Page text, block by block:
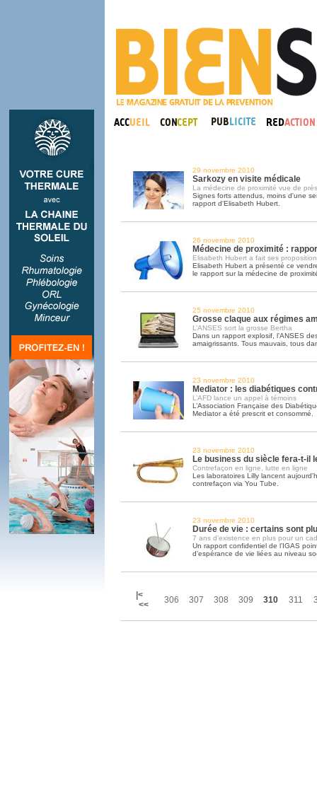
29 novembre 2010
Sarkozy en visite médicale
La médecine de proximité vue de près
Signes forts attendus, moins d'une
rapport d'Elisabeth Hubert.
26 novembre 2010
Médecine de proximité :
Elisabeth Hubert a fait ses
Elisabeth Hubert a présenté ce
le rapport sur la médecine de
25 novembre 2010
Grosse claque aux régimes
L’ANSES sort la grosse Bertha
Dans un rapport explosif, l’ANSES
amaigrissants. Tous mauvais, tous
23 novembre 2010
Mediator : les diabétiques
L’AFD lance un appel à témoins
L’Association Française des
Mediator a été prescrit et consommé.
23 novembre 2010
Le business du siècle fera-t-il
Contrefaçon en ligne, lutte en ligne
Les laboratoires Lilly lancent
contrefaçon via You Tube.
23 novembre 2010
Durée de vie : certains sont
7 ans d’existence en plus pour un
Un rapport confidentiel de l’IGAS
d’espérance de vie liées au niveau
|<
<<
306 307 308 309 310 311